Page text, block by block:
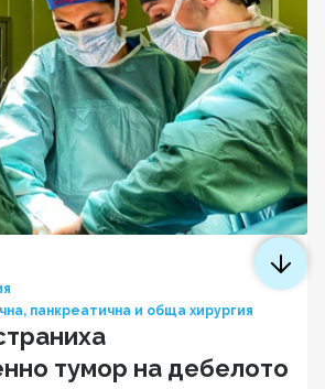
панкреатична и обща хирургия
тумор на дебелото